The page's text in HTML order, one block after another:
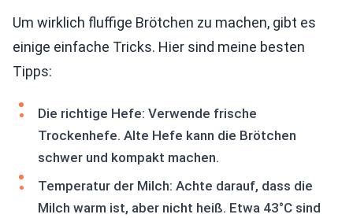
Um wirklich fluffige Brötchen zu machen, gibt es
einige einfache Tricks. Hier sind meine besten
Tipps:
Die richtige Hefe: Verwende frische
Trockenhefe. Alte Hefe kann die Brötchen
schwer und kompakt machen.
Temperatur der Milch: Achte darauf, dass die
Milch warm ist, aber nicht heiß. Etwa 43°C sind